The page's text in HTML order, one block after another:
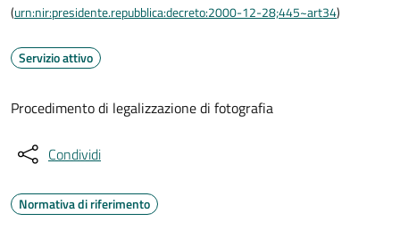
(urn:nir:presidente.repubblica:decreto:2000-12-28;445~art34)
Servizio attivo
Procedimento di legalizzazione di fotografia
Condividi
Normativa di riferimento